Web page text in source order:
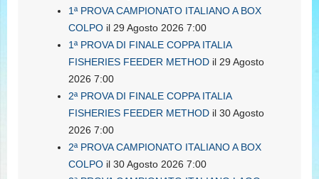
1ª PROVA CAMPIONATO ITALIANO A BOX
COLPO il 29 Agosto 2026 7:00
1ª PROVA DI FINALE COPPA ITALIA
FISHERIES FEEDER METHOD il 29 Agosto
2026 7:00
2ª PROVA DI FINALE COPPA ITALIA
FISHERIES FEEDER METHOD il 30 Agosto
2026 7:00
2ª PROVA CAMPIONATO ITALIANO A BOX
COLPO il 30 Agosto 2026 7:00